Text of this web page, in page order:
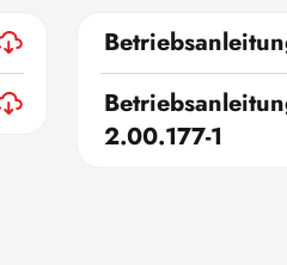
2.00.177-1